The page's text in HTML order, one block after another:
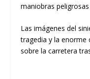
maniobras
Las imágenes del
tragedia y la enorme
sobre la carretera